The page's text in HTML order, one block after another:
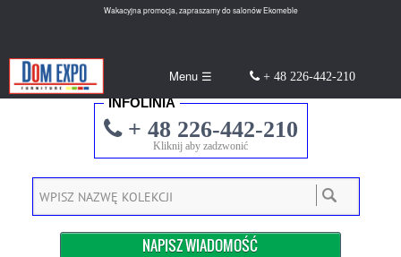
Wakacyjna promocja, zapraszamy do salonów Ekomeble
Menu ☰ + 48 226-442-210
INFOLINIA
+ 48 226-442-210
Kliknij aby zadzwonić
NAPISZ WIADOMOŚĆ